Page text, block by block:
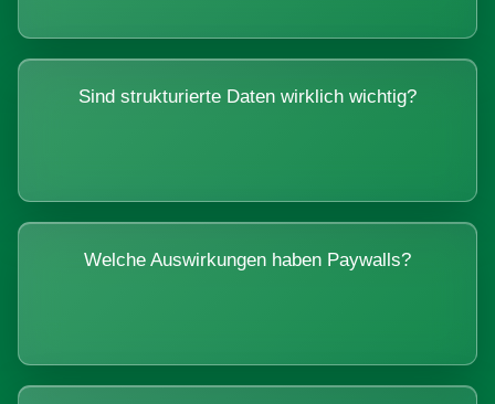
Sind strukturierte Daten wirklich wichtig?
Welche Auswirkungen haben Paywalls?